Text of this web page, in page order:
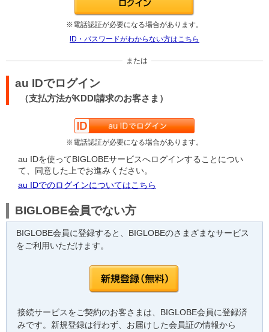
※電話認証が必要になる場合があります。
ID・パスワードがわからない方はこちら
または
au IDでログイン
（支払方法がKDDI請求のお客さま）
※電話認証が必要になる場合があります。
au IDを使ってBIGLOBEサービスへログインすることについ
て、同意した上でお進みください。
au IDでのログインについてはこちら
BIGLOBE会員でない方
BIGLOBE会員に登録すると、BIGLOBEのさまざまなサービス
をご利用いただけます。
接続サービスをご契約のお客さまは、BIGLOBE会員に登録済
みです。新規登録は行わず、お届けした会員証の情報から